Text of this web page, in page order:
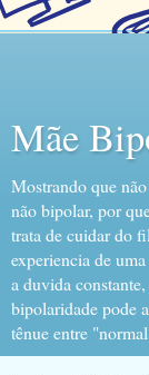
Mãe
Mostrando que
não bipolar, por
trata de cuidar do
experiencia de
a duvida
bipolaridade pode
tênue entre